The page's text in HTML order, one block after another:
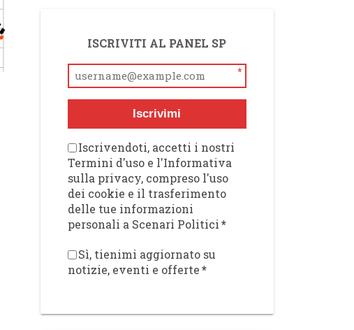
ISCRIVITI AL PANEL SP
*
Iscrivimi
Iscrivendoti, accetti i nostri
Termini d'uso e l'Informativa
sulla privacy, compreso l'uso
dei cookie e il trasferimento
delle tue informazioni
personali a Scenari Politici*
Sì, tienimi aggiornato su
notizie, eventi e offerte*